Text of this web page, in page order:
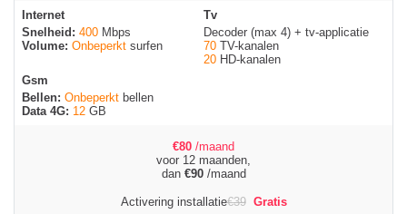
Internet
Snelheid: 400 Mbps
Volume: Onbeperkt surfen
Tv
Decoder (max 4) + tv-applicatie
70 TV-kanalen
20 HD-kanalen
Gsm
Bellen: Onbeperkt bellen
Data 4G: 12 GB
€80 /maand
voor 12 maanden,
dan €90/maand
Activering installatie€39 Gratis